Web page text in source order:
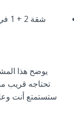
شقة 2
+
1
يوضح هذا
تحتاجه قريب
ستستمتع أنت